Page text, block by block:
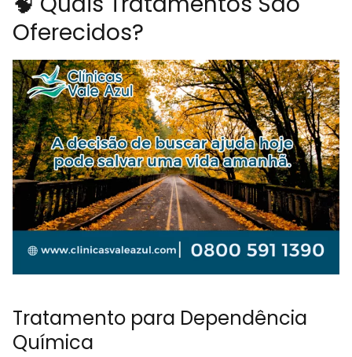
Oferecidos?
Tratamento para Dependência
Química